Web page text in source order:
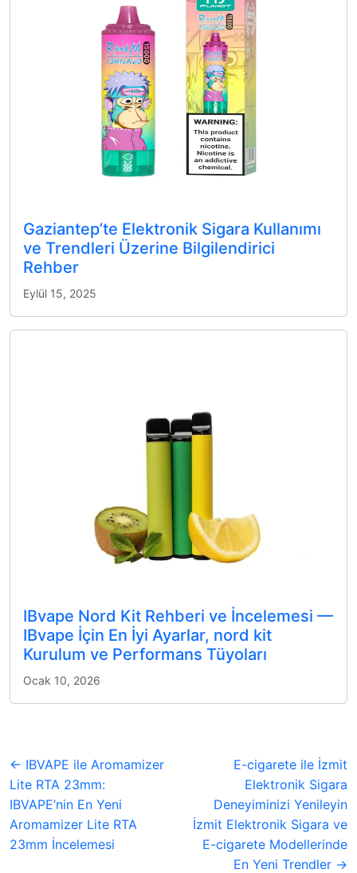
Gaziantep’te Elektronik Sigara Kullanımı
ve Trendleri Üzerine Bilgilendirici
Rehber
Eylül 15, 2025
IBvape Nord Kit Rehberi ve İncelemesi —
IBvape İçin En İyi Ayarlar, nord kit
Kurulum ve Performans Tüyoları
Ocak 10, 2026
← IBVAPE ile Aromamizer
Lite RTA 23mm:
IBVAPE’nin En Yeni
Aromamizer Lite RTA
23mm İncelemesi
E-cigarete ile İzmit
Elektronik Sigara
Deneyiminizi Yenileyin
İzmit Elektronik Sigara ve
E-cigarete Modellerinde
En Yeni Trendler →